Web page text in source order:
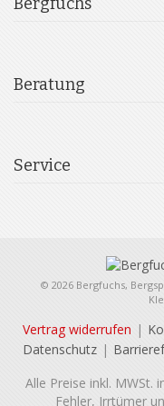
Beratung
Service
© 2026 Bergfuchs,
Vertrag widerrufen
Datenschutz
Alle Preise inkl. MWSt.
Fehler, Irrtümer